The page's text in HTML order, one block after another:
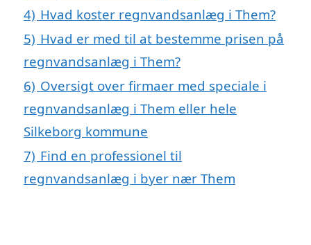
4) Hvad koster regnvandsanlæg i Them?
5) Hvad er med til at bestemme prisen på
regnvandsanlæg i Them?
6) Oversigt over firmaer med speciale i
regnvandsanlæg i Them eller hele
Silkeborg kommune
7) Find en professionel til
regnvandsanlæg i byer nær Them